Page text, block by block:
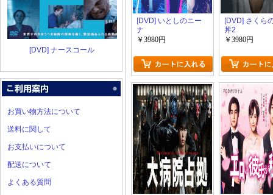
[DVD] ナースコール
お買い物方法について
送料に関して
お支払いについて
配送について
よくある質問
[DVD] いとしのニー
ナ
￥3980円
[DVD] さくら
丼2
￥3980円